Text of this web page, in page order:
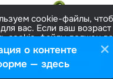
cookie-файлы,
вас. Если ваш
cookie-файлы должен
Больше
все Настроить
о контенте
— здесь